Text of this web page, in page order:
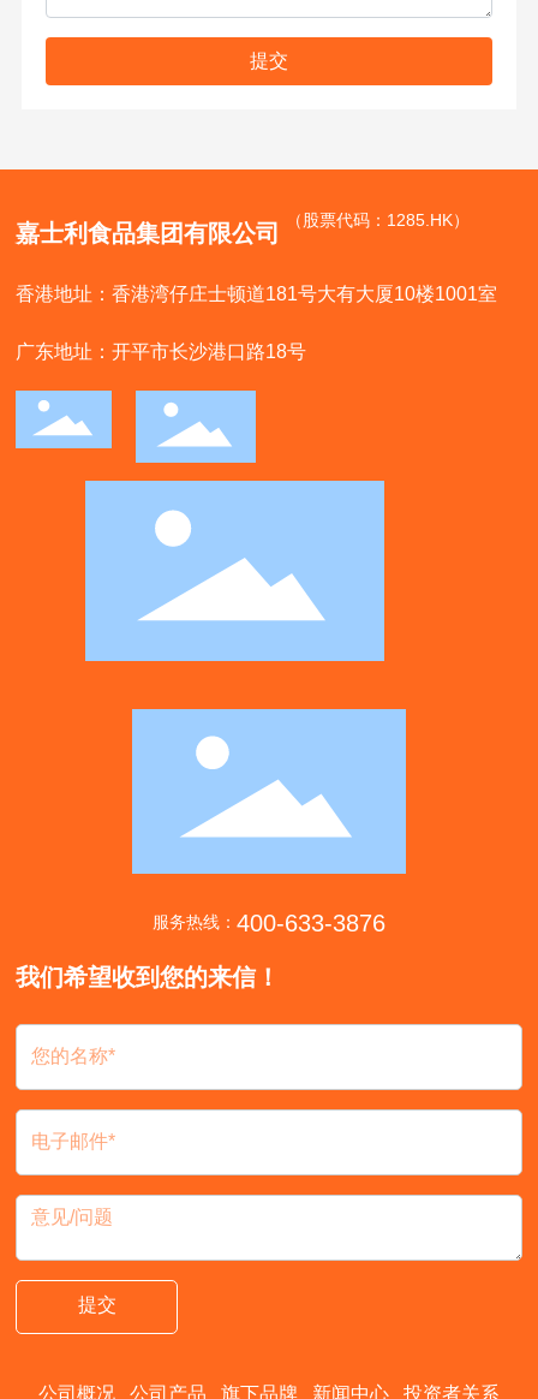
提交
嘉士利食品集团有限公司 （股票代码：1285.HK）
香港地址：香港湾仔庄士顿道181号大有大厦10楼1001室
广东地址：开平市长沙港口路18号
服务热线： 400-633-3876
我们希望收到您的来信！
提交
公司概况 公司产品 旗下品牌 新闻中心 投资者关系